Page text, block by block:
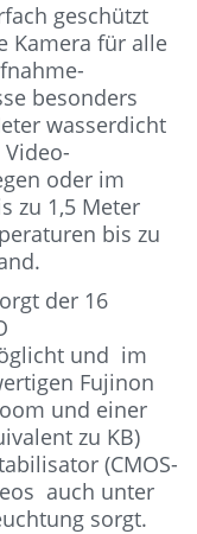
geschützt
Kamera für alle
besonders
wasserdicht
oder im
zu 1,5 Meter
bis zu
der 16
und im
Fujinon
und einer
zu KB)
(CMOS-
auch unter
sorgt.